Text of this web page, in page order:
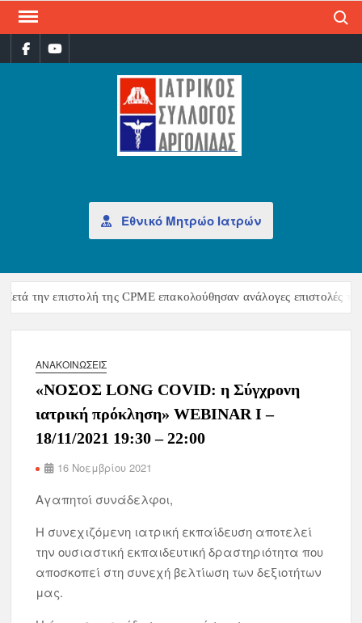
Εθνικό Μητρώο Ιατρών
την επιστολή της CPME επακολούθησαν ανάλογες επιστολές
ΑΝΑΚΟΙΝΏΣΕΙΣ
«ΝΟΣΟΣ LONG COVID: η Σύγχρονη
ιατρική πρόκληση» WEBINAR I –
18/11/2021 19:30 – 22:00
16 Νοεμβρίου 2021
Αγαπητοί συνάδελφοι,
Η συνεχιζόμενη ιατρική εκπαίδευση αποτελεί
την ουσιαστική εκπαιδευτική δραστηριότητα που
αποσκοπεί στη συνεχή βελτίωση των δεξιοτήτων
μας.